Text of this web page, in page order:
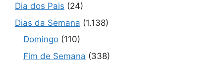
Dia dos Pais (24)
Dias da Semana (1.138)
Domingo (110)
Fim de Semana (338)